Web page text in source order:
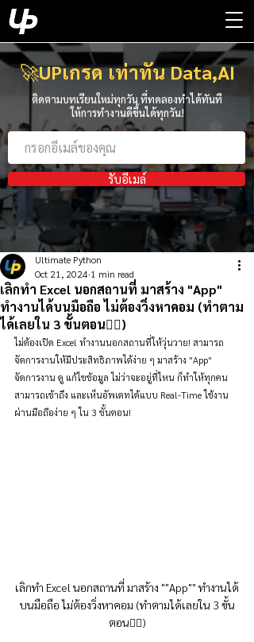
🚀UPเกรด เท่าทัน Data,AI
ติดตามบทเรียนใหม่ทุกวัน ที่ทดลองทำได้ทันที
ให้การทำงานดีขึ้นได้ทุกวัน!
รับอีเมล์
เลิกทำ Excel นอกสถานที่ มาสร้าง "App"
ทำงานได้บนมือถือ ไม่ต้องวิ่งหาคอม (ทำตาม
ได้เลยใน 3 ขั้นตอน👇🏻)
Ultimate Python
Oct 21, 2024 1 min read
ไม่ต้องเปิด Excel ทำงานนอกสถานที่ให้วุ่นวาย! สามารถ
จัดการงานให้มีประสิทธิภาพได้ง่าย ๆ มาสร้าง "App"
จัดการงาน ดู แก้ไขข้อมูล ไม่ว่าจะอยู่ที่ไหน ก็ทำให้ทุกคน
สามารถเข้าถึง และเห็นอัพเดทได้แบบ Real-Time ใช้งาน
ผ่านมือถือง่าย ๆ ใน 3 ขั้นตอน!
เลิกทำ Excel นอกสถานที่ มาสร้าง ""App"" ทำงานได้
บนมือถือ ไม่ต้องวิ่งหาคอม (ทำตามได้เลยใน 3 ขั้น
ตอน👇🏻)